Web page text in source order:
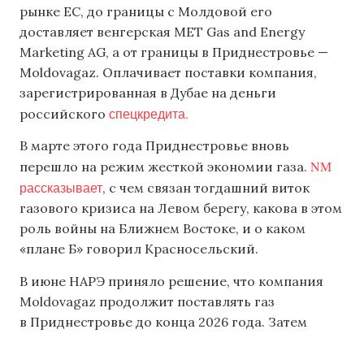
рынке ЕС, до границы с Молдовой его
доставляет венгерская MET Gas and Energy
Marketing AG, а от границы в Приднестровье —
Moldovagaz. Оплачивает поставки компания,
зарегистрированная в Дубае на деньги
российского спецкредита.
В марте этого года Приднестровье вновь
перешло на режим жесткой экономии газа. NM
рассказывает, с чем связан тогдашний виток
газового кризиса на Левом берегу, какова в этом
роль войны на Ближнем Востоке, и о каком
«плане Б» говорил Красносельский.
В июне НАРЭ приняло решение, что компания
Moldovagaz продолжит поставлять газ
в Приднестровье до конца 2026 года. Затем